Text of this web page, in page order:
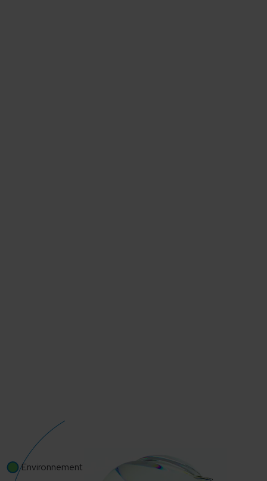
Environnement